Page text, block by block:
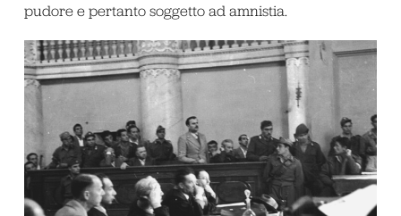
pudore e pertanto soggetto ad amnistia.